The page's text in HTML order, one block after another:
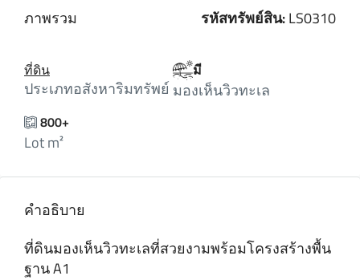
ภาพรวม รหัสทรัพย์สิน:LS0310
ที่ดิน
ประเภทอสังหาริมทรัพย์
มี
มองเห็นวิวทะเล
800+
Lot m²
คำอธิบาย
ที่ดินมองเห็นวิวทะเลที่สวยงามพร้อมโครงสร้างพื้น
ฐาน A1